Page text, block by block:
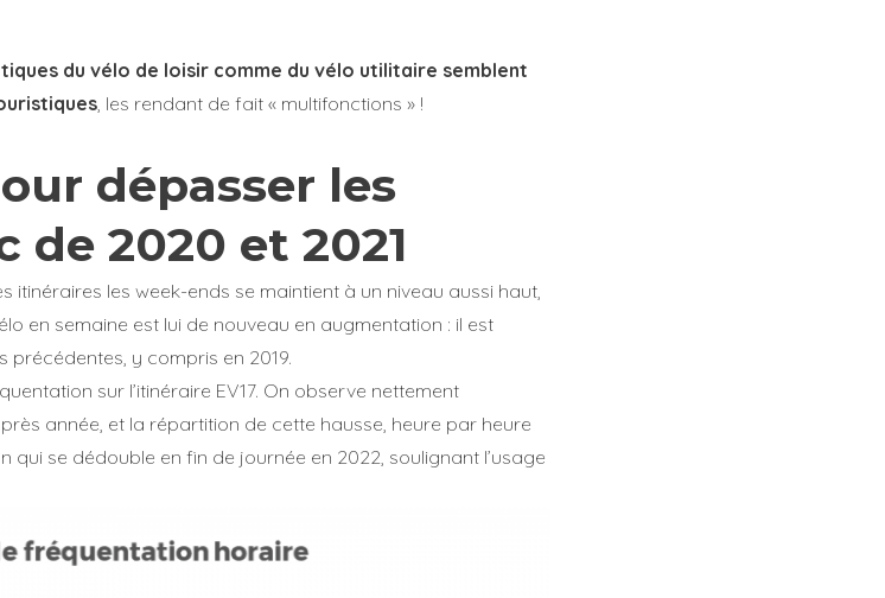
du vélo de loisir comme du vélo utilitaire semblent
, les rendant de fait « multifonctions » !
dépasser les
de 2020 et 2021
itinéraires les week-ends se maintient à un niveau aussi haut,
en semaine est lui de nouveau en augmentation : il est
précédentes, y compris en 2019.
sur l’itinéraire EV17. On observe nettement
année, et la répartition de cette hausse, heure par heure
qui se dédouble en fin de journée en 2022, soulignant l’usage